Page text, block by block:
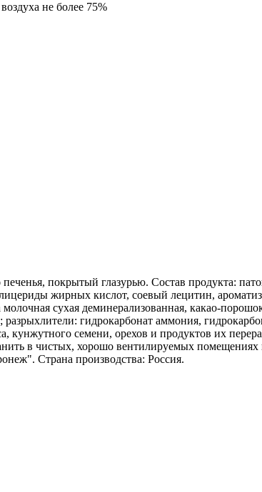
не более 75%
покрытый глазурью. Состав продукта:
жирных кислот, соевый лецитин,
сухая деминерализованная, какао-
гидрокарбонат аммония,
семени, орехов и продуктов их
в чистых, хорошо вентилируемых
Страна производства: Россия.